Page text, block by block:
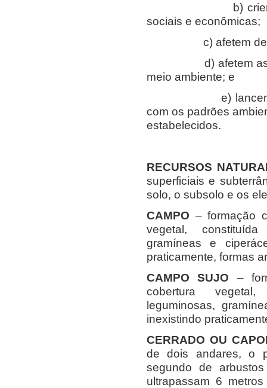
b) criem
sociais e econômicas;
c) afetem
d) afetem as
meio ambiente; e
e) lancem
com os padrões
estabelecidos.
RECURSOS
superficiais e
solo, o subsolo e os
CAMPO – formação
vegetal,
gramíneas e
praticamente, formas
CAMPO SUJO –
cobertura
leguminosas,
inexistindo
CERRADO OU
de dois andares, o
segundo de
ultrapassam 6